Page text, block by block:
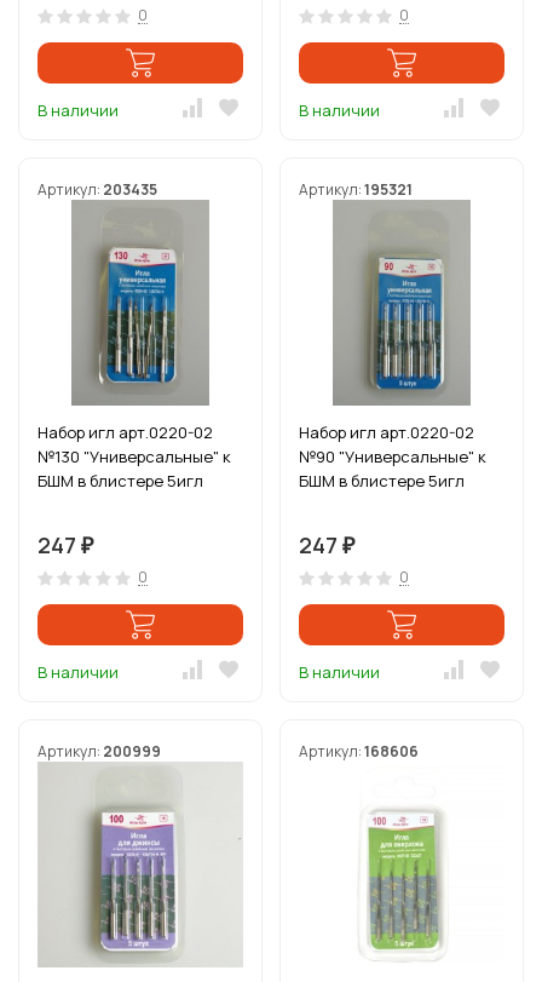
0
В наличии
0
В наличии
Артикул: 203435
Набор игл арт.0220-02
№130 "Универсальные" к
БШМ в блистере 5игл
247 ₽
0
В наличии
Артикул:195321
Набор игл арт.0220-02
№90 "Универсальные" к
БШМ в блистере 5игл
247 ₽
0
В наличии
Артикул: 200999 Артикул:168606